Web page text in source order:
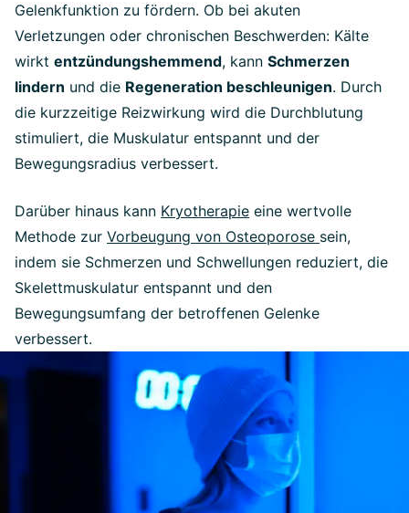
Gelenkfunktion zu fördern. Ob bei akuten
Verletzungen oder chronischen Beschwerden: Kälte
wirkt entzündungshemmend, kann Schmerzen
lindern und die Regeneration beschleunigen. Durch
die kurzzeitige Reizwirkung wird die Durchblutung
stimuliert, die Muskulatur entspannt und der
Bewegungsradius verbessert.
Darüber hinaus kann Kryotherapie eine wertvolle
Methode zur Vorbeugung von Osteoporose sein,
indem sie Schmerzen und Schwellungen reduziert, die
Skelettmuskulatur entspannt und den
Bewegungsumfang der betroffenen Gelenke
verbessert.